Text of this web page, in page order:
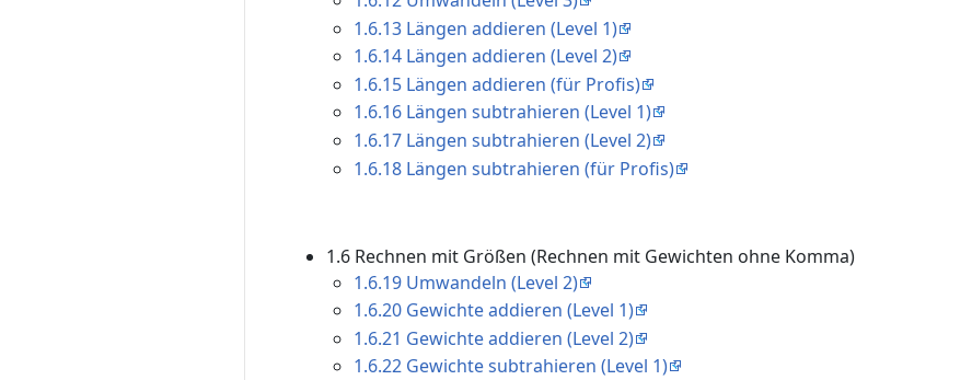
1.6.13 Längen addieren (Level 1)
1.6.14 Längen addieren (Level 2)
1.6.15 Längen addieren (für Profis)
1.6.16 Längen subtrahieren (Level 1)
1.6.17 Längen subtrahieren (Level 2)
1.6.18 Längen subtrahieren (für Profis)
1.6 Rechnen mit Größen (Rechnen mit Gewichten ohne Komma)
1.6.19 Umwandeln (Level 2)
1.6.20 Gewichte addieren (Level 1)
1.6.21 Gewichte addieren (Level 2)
1.6.22 Gewichte subtrahieren (Level 1)